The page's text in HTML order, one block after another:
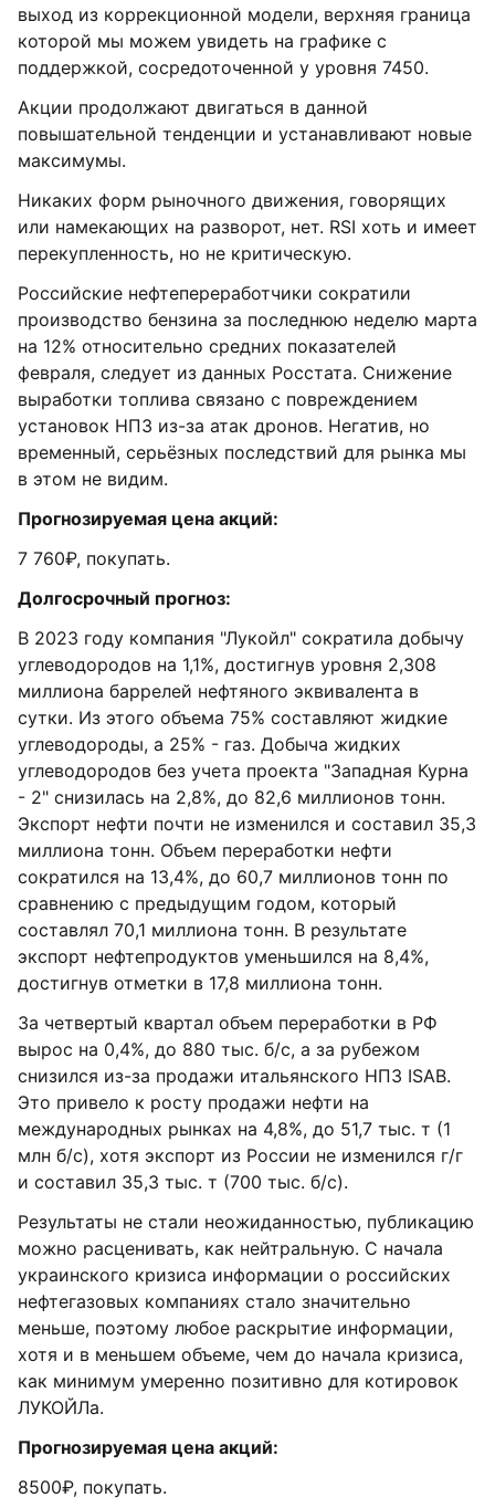
выход из коррекционной модели, верхняя граница
которой мы можем увидеть на графике с
поддержкой, сосредоточенной у уровня 7450.
Акции продолжают двигаться в данной
повышательной тенденции и устанавливают новые
максимумы.
Никаких форм рыночного движения, говорящих
или намекающих на разворот, нет. RSI хоть и имеет
перекупленность, но не критическую.
Российские нефтепереработчики сократили
производство бензина за последнюю неделю марта
на 12% относительно средних показателей
февраля, следует из данных Росстата. Снижение
выработки топлива связано с повреждением
установок НПЗ из-за атак дронов. Негатив, но
временный, серьёзных последствий для рынка мы
в этом не видим.
Прогнозируемая цена акций:
7 760₽, покупать.
Долгосрочный прогноз:
В 2023 году компания "Лукойл" сократила добычу
углеводородов на 1,1%, достигнув уровня 2,308
миллиона баррелей нефтяного эквивалента в
сутки. Из этого объема 75% составляют жидкие
углеводороды, а 25% - газ. Добыча жидких
углеводородов без учета проекта "Западная Курна
- 2" снизилась на 2,8%, до 82,6 миллионов тонн.
Экспорт нефти почти не изменился и составил 35,3
миллиона тонн. Объем переработки нефти
сократился на 13,4%, до 60,7 миллионов тонн по
сравнению с предыдущим годом, который
составлял 70,1 миллиона тонн. В результате
экспорт нефтепродуктов уменьшился на 8,4%,
достигнув отметки в 17,8 миллиона тонн.
За четвертый квартал объем переработки в РФ
вырос на 0,4%, до 880 тыс. б/с, а за рубежом
снизился из-за продажи итальянского НПЗ ISAB.
Это привело к росту продажи нефти на
международных рынках на 4,8%, до 51,7 тыс. т (1
млн б/с), хотя экспорт из России не изменился г/г
и составил 35,3 тыс. т (700 тыс. б/с).
Результаты не стали неожиданностью, публикацию
можно расценивать, как нейтральную. С начала
украинского кризиса информации о российских
нефтегазовых компаниях стало значительно
меньше, поэтому любое раскрытие информации,
хотя и в меньшем объеме, чем до начала кризиса,
как минимум умеренно позитивно для котировок
ЛУКОЙЛа.
Прогнозируемая цена акций:
8500₽, покупать.